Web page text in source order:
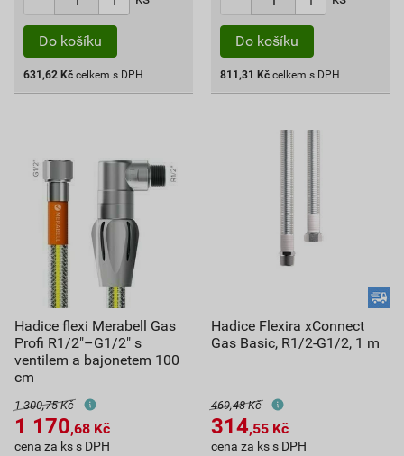
Do košíku
631,62 Kč celkem s DPH
Do košíku
811,31 Kč celkem s DPH
Hadice flexi Merabell Gas
Profi R1/2"–G1/2" s
ventilem a bajonetem 100
cm
1 300,75 Kč
1 170,68 Kč
cena za ks s DPH
Hadice Flexira xConnect
Gas Basic, R1/2-G1/2, 1 m
469,48 Kč
314,55 Kč
cena za ks s DPH